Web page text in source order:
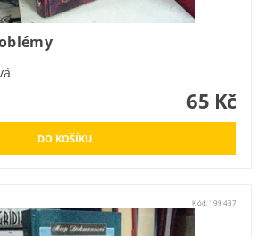
65 Kč
Kód: 199437